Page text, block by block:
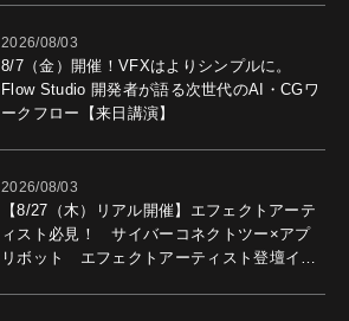
2026/08/03
8/7（金）開催！VFXはよりシンプルに。
Flow Studio 開発者が語る次世代のAI・CGワ
ークフロー【来日講演】
2026/08/03
【8/27（木）リアル開催】エフェクトアーテ
ィスト必見！ サイバーコネクトツー×アプ
リボット エフェクトアーティスト登壇イベ